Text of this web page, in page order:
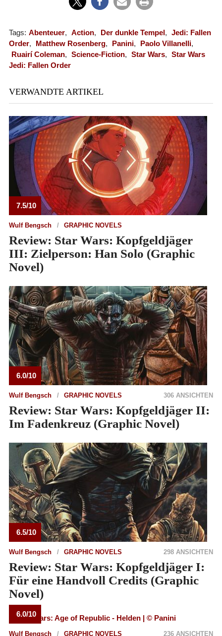
Tags: Abenteuer, Action, Der dunkle Tempel, Jedi: Fallen
Order, Matthew Rosenberg, Panini, Paolo Villanelli,
Ruairí Coleman, Science-Fiction, Star Wars, Star Wars
Jedi: Fallen Order
VERWANDTE ARTIKEL
7.5/10
Wulf Bengsch GRAPHIC NOVELS
Review: Star Wars: Kopfgeldjäger
III: Zielperson: Han Solo (Graphic
Novel)
6.0/10
Wulf Bengsch GRAPHIC NOVELS 306 ANSICHTEN
Review: Star Wars: Kopfgeldjäger II:
Im Fadenkreuz (Graphic Novel)
6.5/10
Wulf Bengsch GRAPHIC NOVELS 298 ANSICHTEN
Review: Star Wars: Kopfgeldjäger I:
Für eine Handvoll Credits (Graphic
Novel)
6.0/10
Wulf Bengsch GRAPHIC NOVELS 236 ANSICHTEN